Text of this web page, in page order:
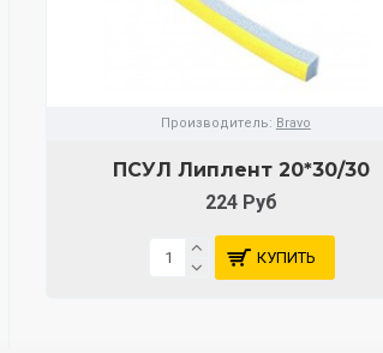
Производитель: Bravo
ПСУЛ Липлент 20*30/30
224 Руб
КУПИТЬ